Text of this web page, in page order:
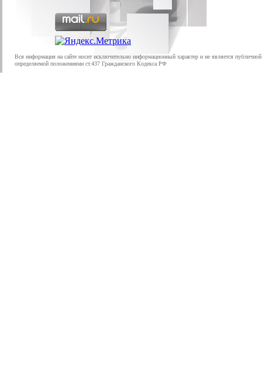
Вся информация на сайте носит исключительно информационный характер и не является
определяемой положениями ст.437 Гражданского Кодекса РФ